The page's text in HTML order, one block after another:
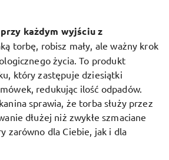
każdym wyjściu z
torbę, robisz mały, ale ważny krok
życia. To produkt
który zastępuje dziesiątki
redukując ilość odpadów.
sprawia, że torba służy przez
dłużej niż zwykłe szmaciane
zarówno dla Ciebie, jak i dla